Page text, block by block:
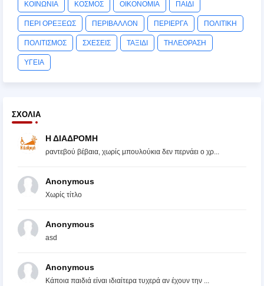
ΚΟΙΝΩΝΙΑ ΚΟΣΜΟΣ ΟΙΚΟΝΟΜΙΑ ΠΑΙΔΙ
ΠΕΡΙ ΟΡΕΞΕΩΣ ΠΕΡΙΒΑΛΛΟΝ ΠΕΡΙΕΡΓΑ ΠΟΛΙΤΙΚΗ
ΠΟΛΙΤΙΣΜΟΣ ΣΧΕΣΕΙΣ ΤΑΞΙΔΙ ΤΗΛΕΟΡΑΣΗ
ΥΓΕΙΑ
ΣΧΌΛΙΑ
Η ΔΙΑΔΡΟΜΗ
ραντεβού βέβαια, χωρίς μπουλούκια δεν περνάει ο χρ...
Anonymous
Χωρίς τίτλο
Anonymous
asd
Anonymous
Κάποια παιδιά είναι ιδιαίτερα τυχερά αν έχουν την ...